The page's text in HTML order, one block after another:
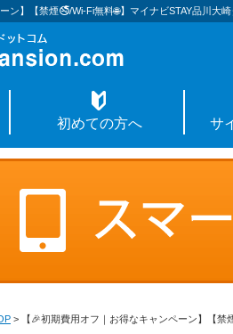
ン】【禁煙🚭/Wi-Fi無料🌐】マイナビSTAY品川
初めての方へ サ
> 【🎉初期費用オフ｜お得なキャンペーン】【